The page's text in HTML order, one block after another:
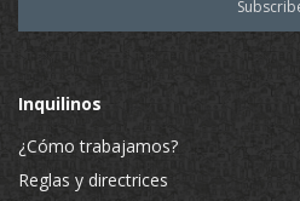
Inquilinos
¿Cómo trabajamos?
Reglas y directrices